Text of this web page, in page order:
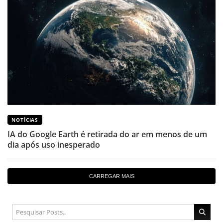
NOTÍCIAS
IA do Google Earth é retirada do ar em menos de um
dia após uso inesperado
CARREGAR MAIS